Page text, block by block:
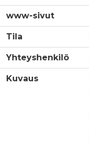
www-sivut
Tila
Yhteyshenkilö
Kuvaus